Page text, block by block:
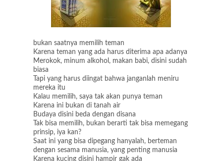
bukan saatnya memilih teman
Karena teman yang ada harus diterima apa adanya
Merokok, minum alkohol, makan babi, disini sudah
biasa
Tapi yang harus diingat bahwa janganlah meniru
mereka itu
Kalau memilih, saya tak akan punya teman
Karena ini bukan di tanah air
Budaya disini beda dengan disana
Tak bisa memilih, bukan berarti tak bisa memegang
prinsip, iya kan?
Saat ini yang bisa dipegang hanyalah, berteman
dengan sesama manusia, yang penting manusia
Karena kucing disini hampir gak ada